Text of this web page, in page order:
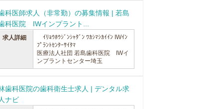
科医師求人（非常勤）の募集情報 | 若島
科医院 IWインプラント...
求人詳細
ｲﾘｮｳﾎｳｼﾞﾝｼｬﾀﾞﾝ ﾜｶｼﾏｼｶｲｲﾝ IWｲﾝ
ﾌﾟﾗﾝﾄｾﾝﾀｰｻｲﾀﾏ
医療法人社団 若島歯科医院 IWイ
ンプラントセンター埼玉
歯科医院の歯科衛生士求人 | デンタル求
ナビ